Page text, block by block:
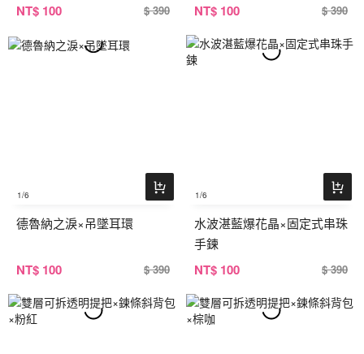
NT$ 100 $ 390 NT$ 100 $ 390
1/6
德魯納之淚×吊墜耳環
NT$ 100 $ 390
1/6
水波湛藍爆花晶×固定式串珠
手鍊
NT$ 100 $ 390